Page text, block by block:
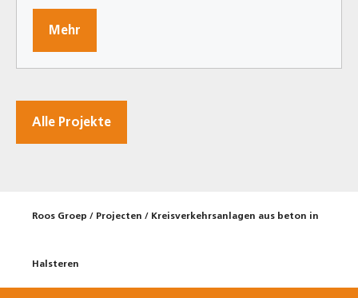
Mehr
Alle Projekte
Roos Groep / Projecten / Kreisverkehrsanlagen aus beton in
Halsteren